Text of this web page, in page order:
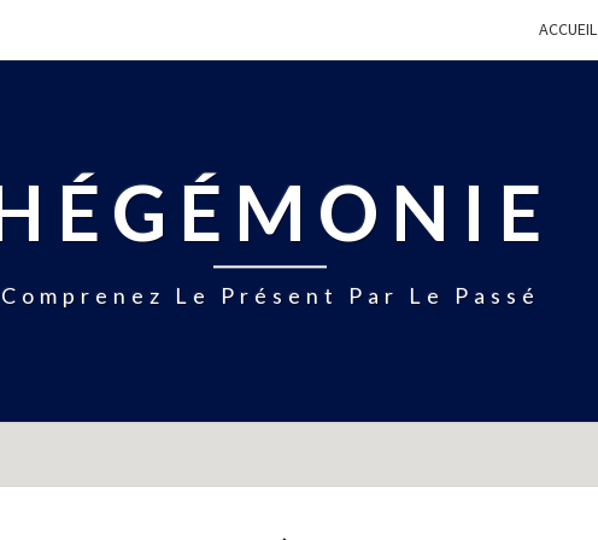
ACCUEIL
Comprenez Le Présent Par Le Passé